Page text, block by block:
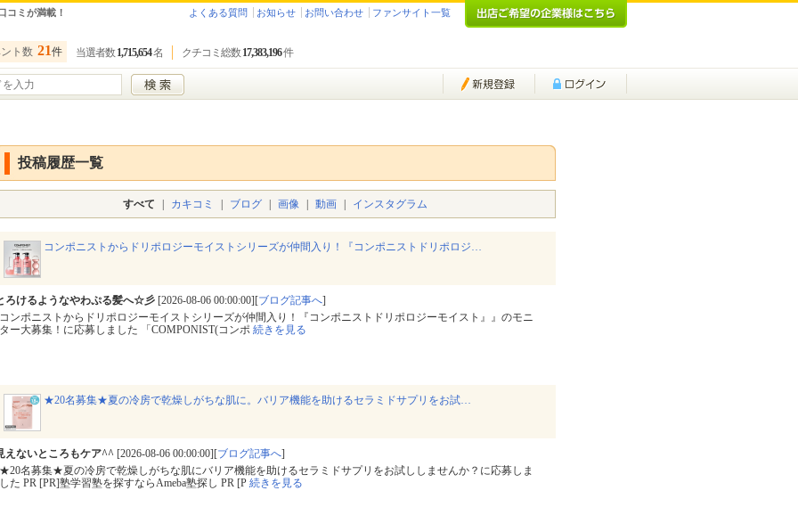
コミが満載！ よくある質問 お知らせ お問い合わせ ファンサイト一覧
ト数 21件 当選者数 1,715,654名 クチコミ総数 17,383,196件
投稿履歴一覧
すべて カキコミ ブログ 画像 動画 インスタグラム
コンポニストからドリポロジーモイストシリーズが仲間入り！『コンポニストドリポロジ…
ろけるようなやわぷる髪へ☆彡 [2026-08-06 00:00:00][ブログ記事へ]
コンポニストからドリポロジーモイストシリーズが仲間入り！『コンポニストドリポロジーモイスト』』のモニ
ター大募集！に応募しました 「COMPONIST(コンポ 続きを見る
★20名募集★夏の冷房で乾燥しがちな肌に。バリア機能を助けるセラミドサプリをお試…
えないところもケア^^ [2026-08-06 00:00:00][ブログ記事へ]
★20名募集★夏の冷房で乾燥しがちな肌にバリア機能を助けるセラミドサプリをお試ししませんか？に応募しま
した PR [PR]塾学習塾を探すならAmeba塾探し PR [P 続きを見る